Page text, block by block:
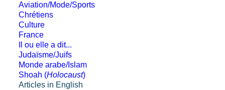
Aviation/Mode/Sports
Chrétiens
Culture
France
Il ou elle a dit...
Judaïsme/Juifs
Monde arabe/Islam
Shoah (Holocaust)
Articles in English